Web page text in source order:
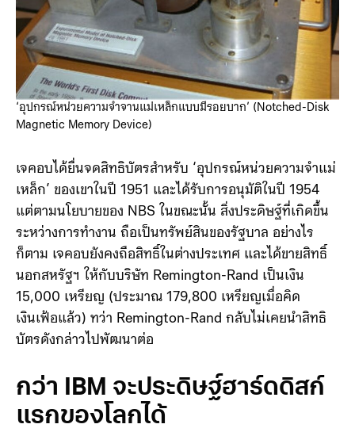
Magnetic Memory Device)
เจคอบได้ยื่นจดสิทธิบัตรสำหรับ ‘อุปกรณ์หน่วยความจำแม่
เหล็ก’ ของเขาในปี 1951 และได้รับการอนุมัติในปี 1954
แต่ตามนโยบายของ NBS ในขณะนั้น สิ่งประดิษฐ์ที่เกิดขึ้น
ระหว่างการทำงาน ถือเป็นทรัพย์สินของรัฐบาล อย่างไร
ก็ตาม เจคอบยังคงถือสิทธิ์ในต่างประเทศ และได้ขายสิทธิ์
นอกสหรัฐฯ ให้กับบริษัท Remington-Rand เป็นเงิน
15,000 เหรียญ (ประมาณ 179,800 เหรียญเมื่อคิด
บัตรดังกล่าวไปพัฒนาต่อ